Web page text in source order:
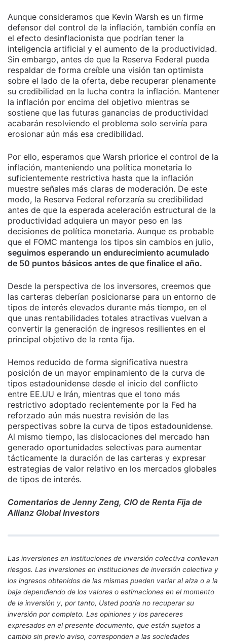
Aunque consideramos que Kevin Warsh es un firme
defensor del control de la inflación, también confía en
el efecto desinflacionista que podrían tener la
inteligencia artificial y el aumento de la productividad.
Sin embargo, antes de que la Reserva Federal pueda
respaldar de forma creíble una visión tan optimista
sobre el lado de la oferta, debe recuperar plenamente
su credibilidad en la lucha contra la inflación. Mantener
la inflación por encima del objetivo mientras se
sostiene que las futuras ganancias de productividad
acabarán resolviendo el problema solo serviría para
erosionar aún más esa credibilidad.
Por ello, esperamos que Warsh priorice el control de la
inflación, manteniendo una política monetaria lo
suficientemente restrictiva hasta que la inflación
muestre señales más claras de moderación. De este
modo, la Reserva Federal reforzaría su credibilidad
antes de que la esperada aceleración estructural de la
productividad adquiera un mayor peso en las
decisiones de política monetaria. Aunque es probable
que el FOMC mantenga los tipos sin cambios en julio,
seguimos esperando un endurecimiento acumulado
de 50 puntos básicos antes de que finalice el año.
Desde la perspectiva de los inversores, creemos que
las carteras deberían posicionarse para un entorno de
tipos de interés elevados durante más tiempo, en el
que unas rentabilidades totales atractivas vuelvan a
convertir la generación de ingresos resilientes en el
principal objetivo de la renta fija.
Hemos reducido de forma significativa nuestra
posición de un mayor empinamiento de la curva de
tipos estadounidense desde el inicio del conflicto
entre EE.UU e Irán, mientras que el tono más
restrictivo adoptado recientemente por la Fed ha
reforzado aún más nuestra revisión de las
perspectivas sobre la curva de tipos estadounidense.
Al mismo tiempo, las dislocaciones del mercado han
generado oportunidades selectivas para aumentar
tácticamente la duración de las carteras y expresar
estrategias de valor relativo en los mercados globales
de tipos de interés.
Comentarios de Jenny Zeng, CIO de Renta Fija de
Allianz Global Investors
Las inversiones en instituciones de inversión colectiva conllevan
riesgos. Las inversiones en instituciones de inversión colectiva y
los ingresos obtenidos de las mismas pueden variar al alza o a la
baja dependiendo de los valores o estimaciones en el momento
de la inversión y, por tanto, Usted podría no recuperar su
inversión por completo. Las opiniones y los pareceres
expresados en el presente documento, que están sujetos a
cambio sin previo aviso, corresponden a las sociedades